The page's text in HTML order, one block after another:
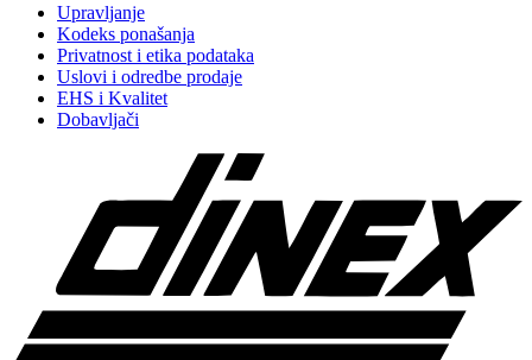
Upravljanje
Kodeks ponašanja
Privatnost i etika podataka
Uslovi i odredbe prodaje
EHS i Kvalitet
Dobavljači